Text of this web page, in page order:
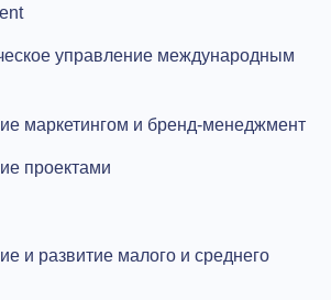
управление международным
маркетингом и бренд-менеджмент
проектами
и развитие малого и среднего